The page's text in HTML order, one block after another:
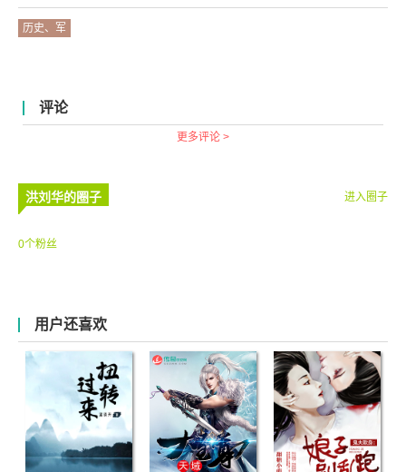
历史、军
评论
更多评论 >
洪刘华的圈子 进入圈子
0个粉丝
用户还喜欢